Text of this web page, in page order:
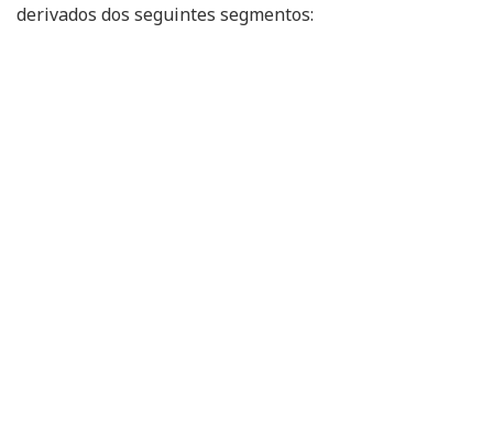
derivados dos seguintes segmentos: